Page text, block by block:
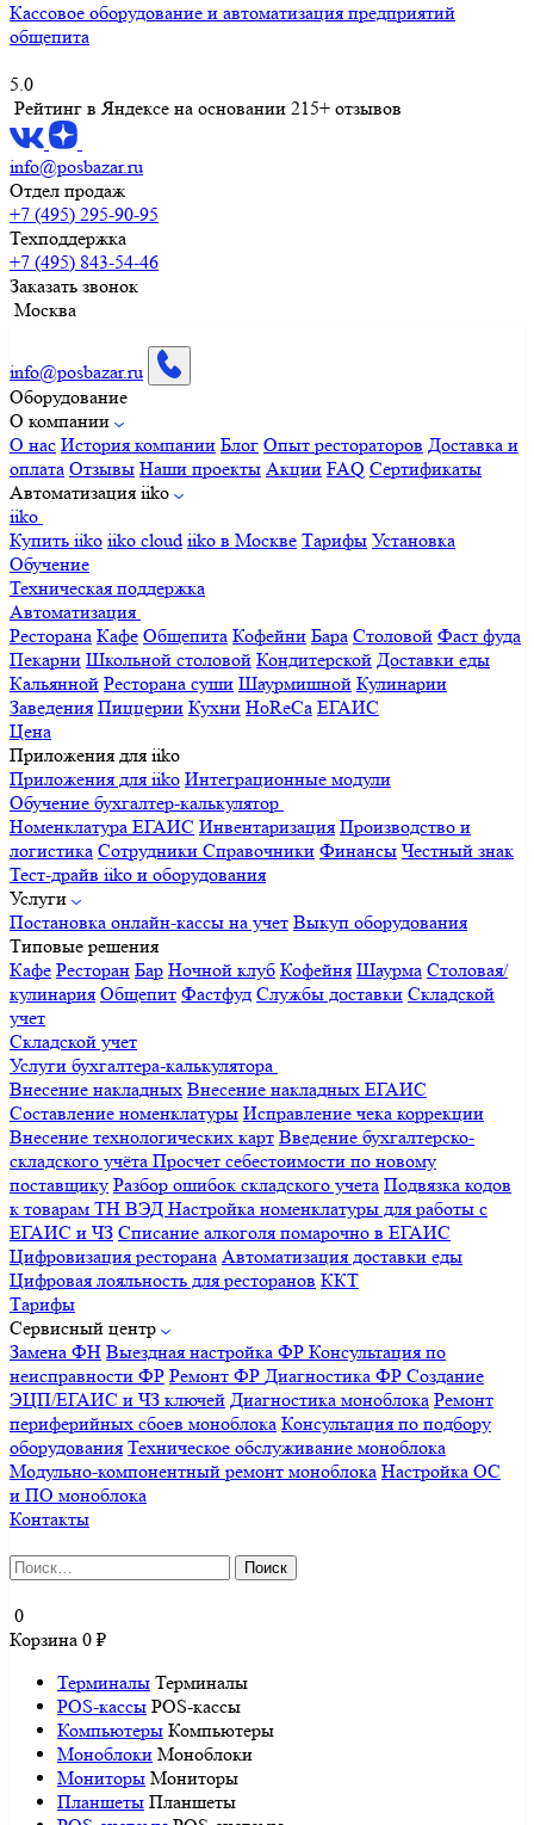
Кассовое оборудование и автоматизация предприятий
общепита
5.0
Рейтинг в Яндексе на основании 215+ отзывов
info@posbazar.ru
Отдел продаж
+7 (495) 295-90-95
Техподдержка
+7 (495) 843-54-46
Заказать звонок
Москва
info@posbazar.ru
Оборудование
О компании
О нас История компании Блог Опыт рестораторов Доставка и
оплата Отзывы Наши проекты Акции FAQ Сертификаты
Автоматизация iiko
iiko
Купить iiko iiko cloud iiko в Москве Тарифы Установка
Обучение
Техническая поддержка
Автоматизация
Ресторана Кафе Общепита Кофейни Бара Столовой Фаст фуда
Пекарни Школьной столовой Кондитерской Доставки еды
Кальянной Ресторана суши Шаурмишной Кулинарии
Заведения Пиццерии Кухни HoReCa ЕГАИС
Цена
Приложения для iiko
Приложения для iiko Интеграционные модули
Обучение бухгалтер-калькулятор
Номенклатура ЕГАИС Инвентаризация Производство и
логистика Сотрудники Справочники Финансы Честный знак
Тест-драйв iiko и оборудования
Услуги
Постановка онлайн-кассы на учет Выкуп оборудования
Типовые решения
Кафе Ресторан Бар Ночной клуб Кофейня Шаурма Столовая/
кулинария Общепит Фастфуд Службы доставки Складской
учет
Складской учет
Услуги бухгалтера-калькулятора
Внесение накладных Внесение накладных ЕГАИС
Составление номенклатуры Исправление чека коррекции
Внесение технологических карт Введение бухгалтерско-
складского учёта Просчет себестоимости по новому
поставщику Разбор ошибок складского учета Подвязка кодов
к товарам ТН ВЭД Настройка номенклатуры для работы с
ЕГАИС и ЧЗ Списание алкоголя помарочно в ЕГАИС
Цифровизация ресторана Автоматизация доставки еды
Цифровая лояльность для ресторанов ККТ
Тарифы
Сервисный центр
Замена ФН Выездная настройка ФР Консультация по
неисправности ФР Ремонт ФР Диагностика ФР Создание
ЭЦП/ЕГАИС и ЧЗ ключей Диагностика моноблока Ремонт
периферийных сбоев моноблока Консультация по подбору
оборудования Техническое обслуживание моноблока
Модульно-компонентный ремонт моноблока Настройка ОС
и ПО моноблока
Контакты
Найти:
0
Корзина 0 ₽
Терминалы Терминалы
POS-кассы POS-кассы
Компьютеры Компьютеры
Моноблоки Моноблоки
Мониторы Мониторы
Планшеты Планшеты